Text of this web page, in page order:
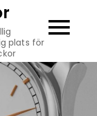
plats för